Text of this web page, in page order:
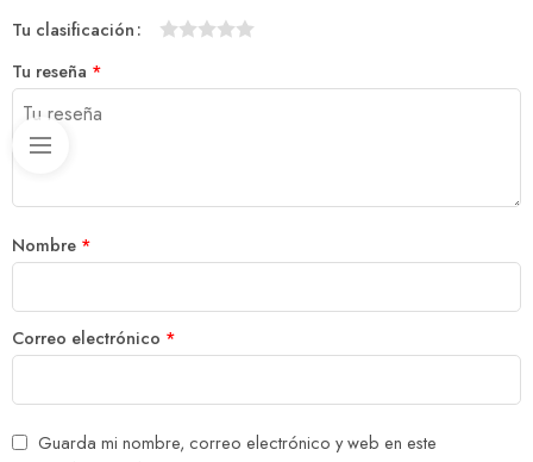
Tu clasificación
Tu reseña *
Nombre *
Correo electrónico *
Guarda mi nombre, correo electrónico y web en este